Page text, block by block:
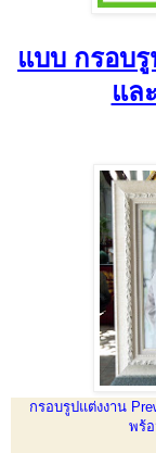
แบบ กรอบ
แล
กรอบรูปแต่งงาน
พร้